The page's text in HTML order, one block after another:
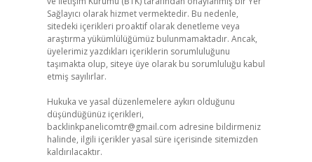
Sağlayıcı olarak hizmet vermektedir. Bu nedenle,
sitedeki içerikleri proaktif olarak denetleme veya
araştırma yükümlülüğümüz bulunmamaktadır. Ancak,
üyelerimiz yazdıkları içeriklerin sorumluluğunu
taşımakta olup, siteye üye olarak bu sorumluluğu kabul
etmiş sayılırlar.
Hukuka ve yasal düzenlemelere aykırı olduğunu
düşündüğünüz içerikleri,
backlinkpanelicomtr@gmail.com adresine bildirmeniz
halinde, ilgili içerikler yasal süre içerisinde sitemizden
kaldırılacaktır.